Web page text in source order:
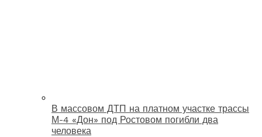
В массовом ДТП на платном участке трассы
М-4 «Дон» под Ростовом погибли два
человека